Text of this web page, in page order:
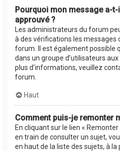
Pourquoi mon message a-t-
approuvé ?
Les administrateurs du forum
à des vérifications les messages
forum. Il est également possible
dans un groupe d’utilisateurs
plus d’informations, veuillez
forum.
Haut
Comment puis-je remonter
En cliquant sur le lien «
en train de consulter un sujet,
en haut de la liste des sujets, à